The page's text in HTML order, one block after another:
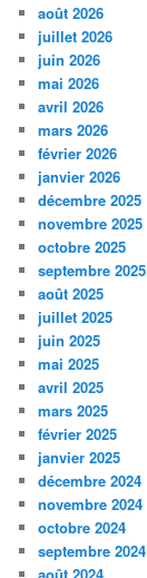
août 2026
juillet 2026
juin 2026
mai 2026
avril 2026
mars 2026
février 2026
janvier 2026
décembre 2025
novembre 2025
octobre 2025
septembre 2025
août 2025
juillet 2025
juin 2025
mai 2025
avril 2025
mars 2025
février 2025
janvier 2025
décembre 2024
novembre 2024
octobre 2024
septembre 2024